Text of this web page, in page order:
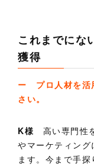
これまでにな
獲得
ー プロ人材を活
さい。
K様 高い専門性
やマーケティング
ます。今まで手